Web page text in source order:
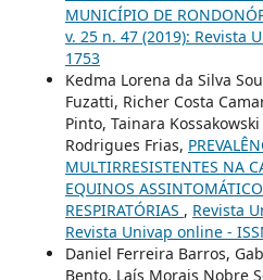
MUNICÍPIO DE
v. 25 n. 47 (2019): Revista
1753
Kedma Lorena da Silva
Fuzatti, Richer Costa
Pinto, Tainara
Rodrigues Frias,
MULTIRRESISTENTES NA
EQUINOS
RESPIRATÓRIAS , Revista
Revista Univap online -
Daniel Ferreira Barros,
Bento, Laís Morais Nobre